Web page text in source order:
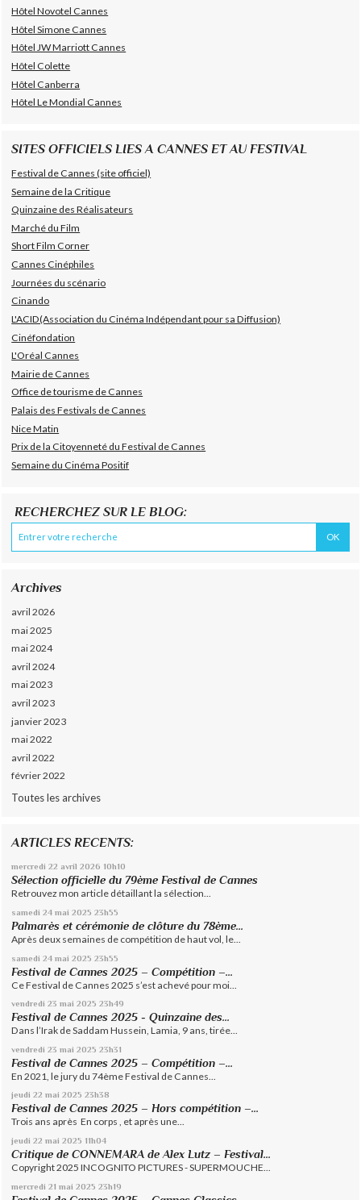
Hôtel Novotel Cannes
Hôtel Simone Cannes
Hôtel JW Marriott Cannes
Hôtel Colette
Hôtel Canberra
Hôtel Le Mondial Cannes
SITES OFFICIELS LIES A CANNES ET AU FESTIVAL
Festival de Cannes (site officiel)
Semaine de la Critique
Quinzaine des Réalisateurs
Marché du Film
Short Film Corner
Cannes Cinéphiles
Journées du scénario
Cinando
L'ACID(Association du Cinéma Indépendant pour sa Diffusion)
Cinéfondation
L'Oréal Cannes
Mairie de Cannes
Office de tourisme de Cannes
Palais des Festivals de Cannes
Nice Matin
Prix de la Citoyenneté du Festival de Cannes
Semaine du Cinéma Positif
RECHERCHEZ SUR LE BLOG:
Archives
avril 2026
mai 2025
mai 2024
avril 2024
mai 2023
avril 2023
janvier 2023
mai 2022
avril 2022
février 2022
Toutes les archives
ARTICLES RECENTS:
mercredi 22 avril 2026 10h10
Sélection officielle du 79ème Festival de Cannes
Retrouvez mon article détaillant la sélection...
samedi 24 mai 2025 23h55
Palmarès et cérémonie de clôture du 78ème...
Après deux semaines de compétition de haut vol, le...
samedi 24 mai 2025 23h55
Festival de Cannes 2025 – Compétition –...
Ce Festival de Cannes 2025 s’est achevé pour moi...
vendredi 23 mai 2025 23h49
Festival de Cannes 2025 - Quinzaine des...
Dans l’Irak de Saddam Hussein, Lamia, 9 ans, tirée...
vendredi 23 mai 2025 23h31
Festival de Cannes 2025 – Compétition –...
En 2021, le jury du 74ème Festival de Cannes...
jeudi 22 mai 2025 23h38
Festival de Cannes 2025 – Hors compétition –...
Trois ans après En corps , et après une...
jeudi 22 mai 2025 11h04
Critique de CONNEMARA de Alex Lutz – Festival...
Copyright 2025 INCOGNITO PICTURES - SUPERMOUCHE...
mercredi 21 mai 2025 23h19